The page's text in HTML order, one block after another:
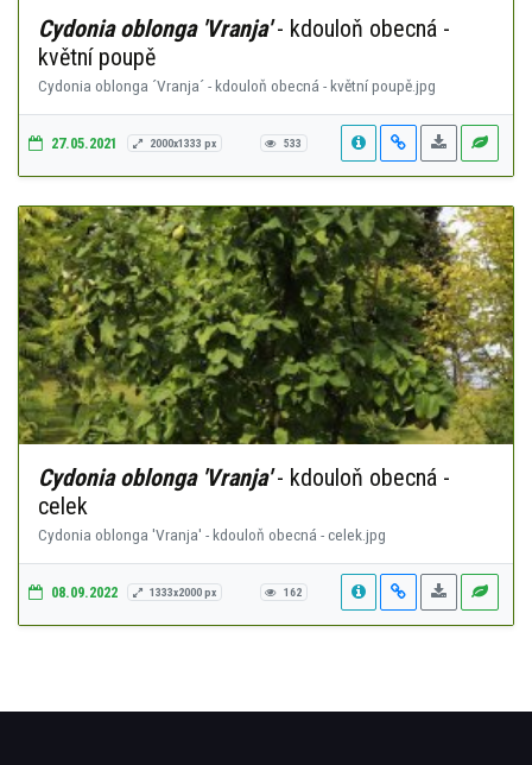
Cydonia oblonga 'Vranja'- kdouloň obecná -
květní poupě
Cydonia oblonga ´Vranja´ - kdouloň obecná - květní poupě.jpg
27.05.2021 2000x1333 px 533
Cydonia oblonga 'Vranja'- kdouloň obecná -
celek
Cydonia oblonga 'Vranja' - kdouloň obecná - celek.jpg
08.09.2022 1333x2000 px 162